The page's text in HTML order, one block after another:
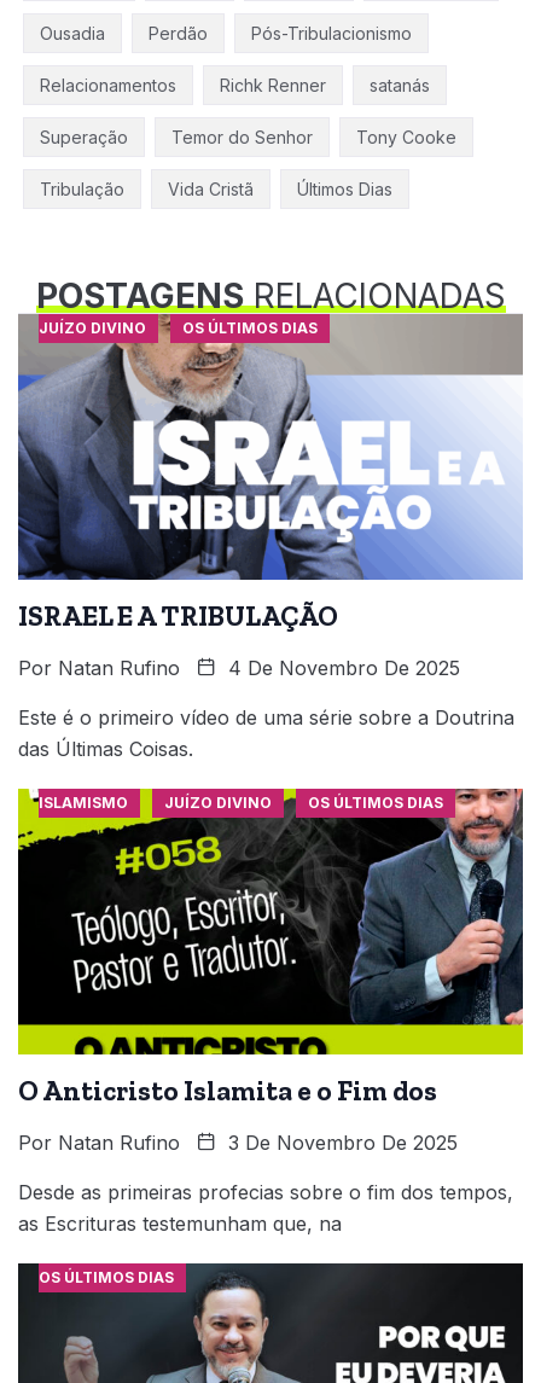
Ousadia Perdão Pós-Tribulacionismo
Relacionamentos Richk Renner satanás
Superação Temor do Senhor Tony Cooke
Tribulação Vida Cristã Últimos Dias
POSTAGENSRELACIONADAS
JUÍZO DIVINO OS ÚLTIMOS DIAS
ISRAEL E A TRIBULAÇÃO
Por Natan Rufino 4 De Novembro De 2025
Este é o primeiro vídeo de uma série sobre a Doutrina
das Últimas Coisas.
ISLAMISMO JUÍZO DIVINO OS ÚLTIMOS DIAS
O Anticristo Islamita e o Fim dos
Por Natan Rufino 3 De Novembro De 2025
Desde as primeiras profecias sobre o fim dos tempos,
as Escrituras testemunham que, na
OS ÚLTIMOS DIAS